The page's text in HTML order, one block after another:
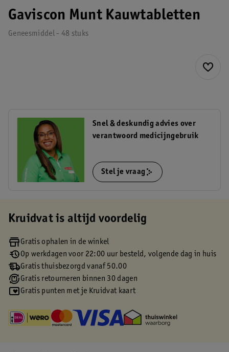
Gaviscon Munt Kauwtabletten
Geneesmiddel - 48 stuks
Snel & deskundig advies over
verantwoord medicijngebruik
Stel je vraag
Kruidvat is altijd voordelig
Gratis ophalen in de winkel
Op werkdagen voor 22:00 uur besteld, volgende dag in huis
Gratis thuisbezorgd vanaf 50.00
Gratis retourneren binnen 30 dagen
Gratis punten met je Kruidvat kaart